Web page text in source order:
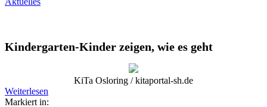
Kindergarten-Kinder zeigen, wie es geht
KiTa Osloring / kitaportal-sh.de
Weiterlesen
Markiert in: